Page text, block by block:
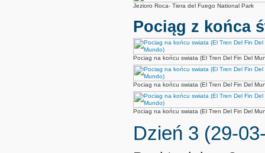
Jezioro Roca- Tiera del Fuego National Park
Pociąg z końca
Pociag na końcu swiata (El Tren Del Fin Del
Pociag na końcu swiata (El Tren Del Fin Del
Pociag na końcu swiata (El Tren Del Fin Del
Dzień 3 (29-